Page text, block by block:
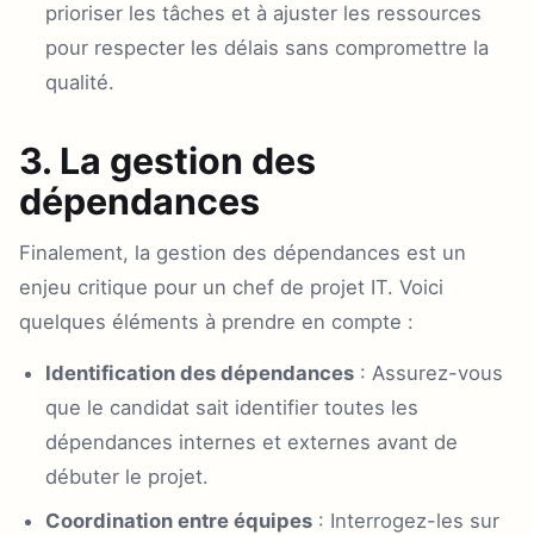
prioriser les tâches et à ajuster les ressources
pour respecter les délais sans compromettre la
qualité.
3. La gestion des
dépendances
Finalement, la gestion des dépendances est un
enjeu critique pour un chef de projet IT. Voici
quelques éléments à prendre en compte :
Identification des dépendances : Assurez-vous
que le candidat sait identifier toutes les
dépendances internes et externes avant de
débuter le projet.
Coordination entre équipes : Interrogez-les sur